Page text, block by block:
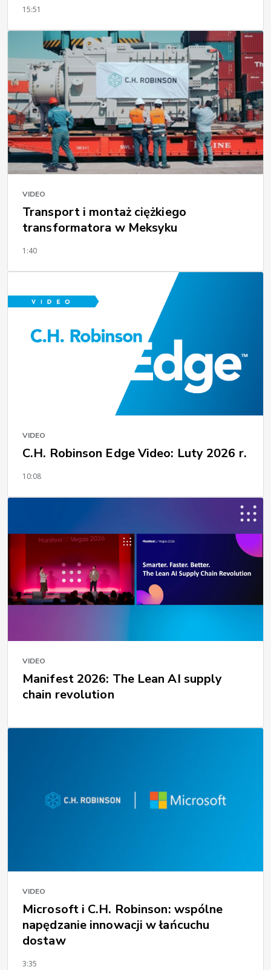
15:51
VIDEO
Transport i montaż ciężkiego
transformatora w Meksyku
1:40
VIDEO
C.H. Robinson Edge Video: Luty 2026 r.
10:08
VIDEO
Manifest 2026: The Lean AI supply
chain revolution
VIDEO
Microsoft i C.H. Robinson: wspólne
napędzanie innowacji w łańcuchu
dostaw
3:35